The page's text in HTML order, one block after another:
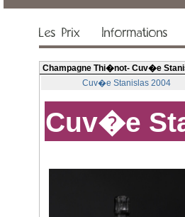
Les Prix Informations
Champagne Thi�not- Cuv�e
Cuv�e Stanislas 2004
Cuv�e